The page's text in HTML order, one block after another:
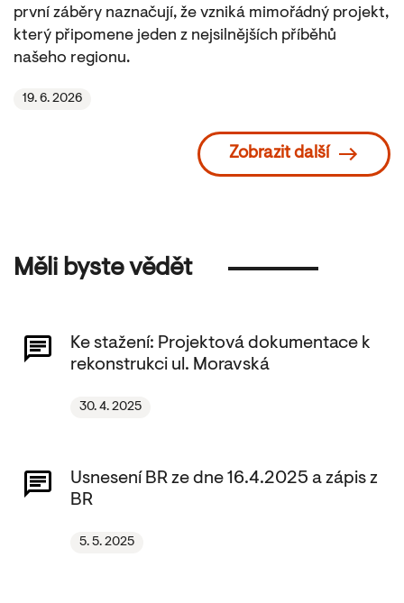
první záběry naznačují, že vzniká mimořádný projekt,
který připomene jeden z nejsilnějších příběhů
našeho regionu.
19. 6. 2026
Zobrazit další
Měli byste vědět
Ke stažení: Projektová dokumentace k
rekonstrukci ul. Moravská
30. 4. 2025
Usnesení BR ze dne 16.4.2025 a zápis z
BR
5. 5. 2025